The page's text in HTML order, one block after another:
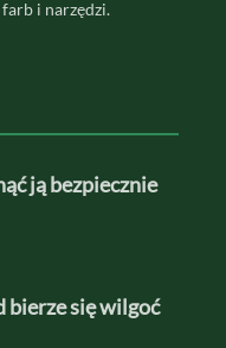
i narzędzi.
ją bezpiecznie
bierze się wilgoć